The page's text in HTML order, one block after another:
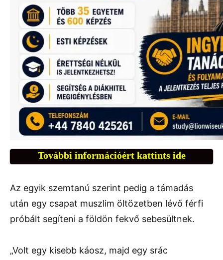
További információért kattints ide
Az egyik szemtanú szerint pedig a támadás
után egy csapat muszlim öltözetben lévő férfi
próbált segíteni a földön fekvő sebesültnek.
„Volt egy kisebb káosz, majd egy srác